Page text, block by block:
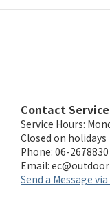
Contact Service
Service Hours:
Closed on holidays
Phone: 06-2678830
Email:
Send a Message